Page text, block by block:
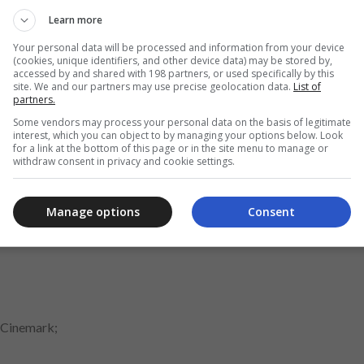
seus benefícios que poderá usufruir sendo cliente Next, tais
Anúncio
assinando pelo app;
Learn more
Your personal data will be processed and information from your device
(cookies, unique identifiers, and other device data) may be stored by,
accessed by and shared with 198 partners, or used specifically by this
site. We and our partners may use precise geolocation data. List of
partners.
Some vendors may process your personal data on the basis of legitimate
interest, which you can object to by managing your options below. Look
for a link at the bottom of this page or in the site menu to manage or
withdraw consent in privacy and cookie settings.
Consent
Manage options